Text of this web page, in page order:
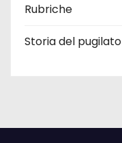
Rubriche
Storia del pugilato